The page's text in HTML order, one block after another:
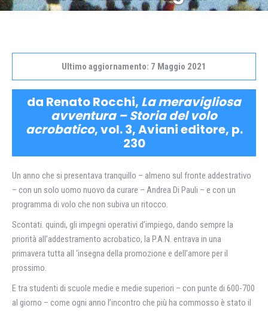
Ultimo aggiornamento: 7 Maggio 2021
da Renato Rocchi, La meravigliosa
avventura – Storia del volo
acrobatico, vol. 3, Aviani editore, p.
230
Un anno che si presentava tranquillo – almeno sul fronte addestrativo
– con un solo uomo nuovo da curare – Andrea Di Pauli – e con un
programma di volo che non subiva un ritocco.
Scontati. quindi, gli impegni operativi d’impiego, dando sempre la
priorità all’addestramento acrobatico, la P.A.N. entrava in una
primavera tutta all ‘insegna della promozione e dell’amore per il
prossimo.
E tra studenti di scuole medie e medie superiori – con punte di 600-700
al giorno – come ogni anno l’incontro che più ha commosso è stato il